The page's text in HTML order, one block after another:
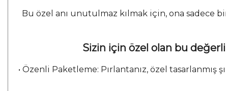
Bu özel anı unutulmaz kılmak için, ona sadece
Sizin için özel olan bu
• Özenli Paketleme: Pırlantanız, özel